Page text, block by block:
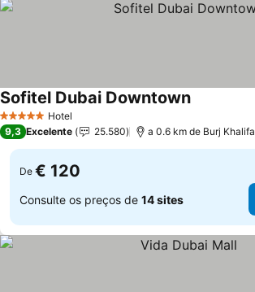
5 Estrelas Hotel
Sofitel Dubai Downtown
9,3 Excelente 25.580 a 0.6 km de Burj Khalifa
De € 120
Consulte os preços de 14 sites